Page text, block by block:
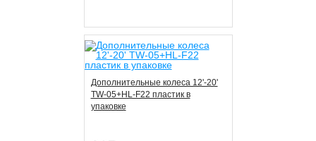
Дополнительные колеса 12'-20'
TW-05+HL-F22 пластик в
упаковке